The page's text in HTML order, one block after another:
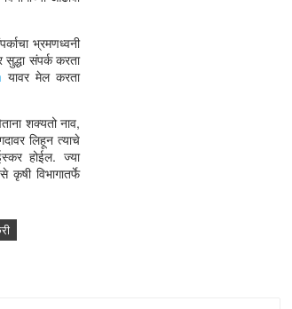
भ्रमणध्वनी
संपर्क करता
यावर मेल करता
शक्यतो नाव,
लिहून त्याचे
होईल. ज्या
विभागातर्फे